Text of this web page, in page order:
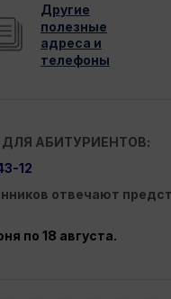
Другие
полезные
адреса и
телефоны
АБИТУРИЕНТОВ:
12
отвечают
по 18 августа.